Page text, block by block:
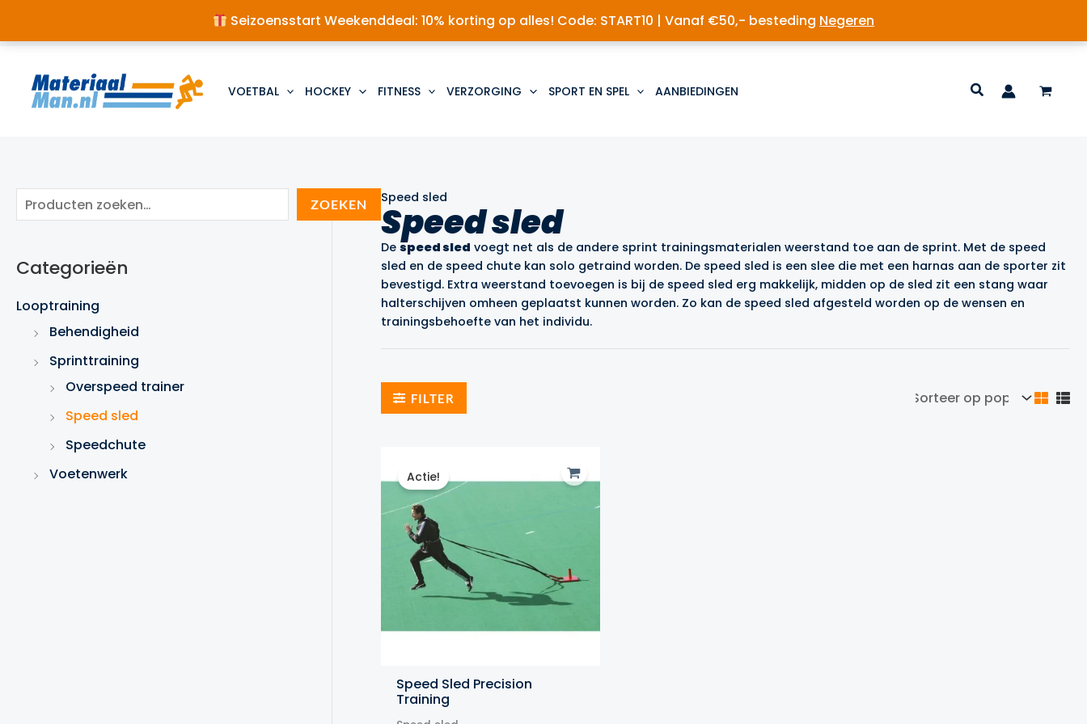
Seizoensstart Weekenddeal: 10% korting op alles! Code: START10 | Vanaf €50,- besteding Negeren
inhoud
VOETBAL HOCKEY FITNESS VERZORGING SPORT EN SPEL AANBIEDINGEN
o
k
e
ZOEKEN
Categorieën
Looptraining
Behendigheid
Sprinttraining
Overspeed trainer
Speed sled
Speedchute
Voetenwerk
Speed sled
Speed sled
Despeed sled voegt net als de andere sprint trainingsmaterialen weerstand toe aan de sprint. Met de speed
sled en de speed chute kan solo getraind worden. De speed sled is een slee die met een harnas aan de sporter zit
bevestigd. Extra weerstand toevoegen is bij de speed sled erg makkelijk, midden op de sled zit een stang waar
halterschijven omheen geplaatst kunnen worden. Zo kan de speed sled afgesteld worden op de wensen en
trainingsbehoefte van het individu.
FILTER
Actie!
Speed Sled Precision
Training